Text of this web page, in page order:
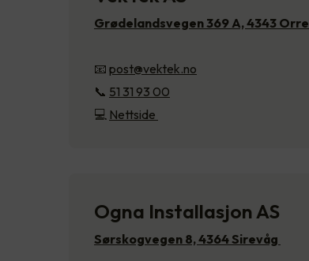
Grødelandsvegen 369 A, 4343 Orre
📧 post@vektek.no
📞 51 31 93 00
💻 Nettside
Ogna Installasjon AS
Sørskogvegen 8, 4364 Sirevåg